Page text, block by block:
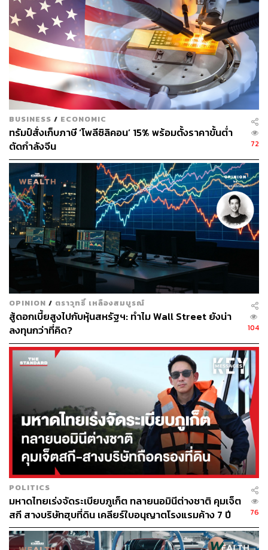
สหรัฐฯ ระบุว่า กำลังติดตามการทดสอบดังกล่าวอย่างใกล้ชิด
พร้อมเรียกร้องให้จีนเข้าร่วมการเจรจาควบคุมอาวุธ
นิวเคลียร์อย่างจริงจัง ขณะที่ออสเตรเลีย ญี่ปุ่น และ
นิวซีแลนด์ ต่างแสดงความกังวลว่าการทดสอบดังกล่าวอาจ
กระทบต่อเสถียรภาพของภูมิภาค
เพนนี หว่อง รัฐมนตรีว่าการกระทรวงการต่างประเทศ
ออสเตรเลียระบุว่า การทดสอบเกิดขึ้นท่ามกลางการขยาย
กำลังทางทหารของจีนอย่างรวดเร็ว ซึ่งยังขาดความโปร่งใส
และความชัดเจนเกี่ยวกับเจตนารมณ์
ส่วนรัฐบาลญี่ปุ่นเปิดเผยว่า ได้รับแจ้งล่วงหน้าเพียงไม่นาน
ก่อนการยิง พร้อมแสดงความกังวลอย่างยิ่งต่อกิจกรรมทาง
ทหารของจีน ขณะที่ วินสตัน ปีเตอร์ส รัฐมนตรีว่าการ
กระทรวงการต่างประเทศนิวซีแลนด์ ระบุว่า ไม่ต้องการให้
มหาสมุทรแปซิฟิกใต้กลายเป็นพื้นที่ทดสอบขีปนาวุธ
ทำไมจีนจึงทดสอบขีปนาวุธในเวลานี้
แม้จีนจะยืนยันว่าเป็นการฝึกตามปกติ แต่ช่วงเวลาที่เลือก
ทดสอบทำให้หลายฝ่ายมองว่า การยิงครั้งนี้มีนัยทาง
ยุทธศาสตร์มากกว่าการซ้อมรบทั่วไป
Reuters อ้างความเห็นของนักวิเคราะห์ว่า การยิงครั้งนี้มีเป้า
หมายหลักเพื่อส่งสัญญาณเชิงยุทธศาสตร์ไปยังสหรัฐฯ
มากกว่าประเทศในภูมิภาค โดยเกิดขึ้นในช่วงที่การแข่งขัน
ด้านความมั่นคงในอินโด-แปซิฟิกทวีความเข้มข้น ทั้งในช่วง
ที่สหรัฐฯ เป็นเจ้าภาพการฝึกทางทหาร RIMPAC และในวัน
เดียวกับที่ออสเตรเลียกับฟิจิลงนามในสนธิสัญญาป้องกันร่วม
ขณะที่ ถง จ้าว ผู้เชี่ยวชาญด้านอาวุธนิวเคลียร์ของจีนจาก
สถาบัน Carnegie Endowment for International Peace ให้
สัมภาษณ์กับ The Washington Post ว่า ยุทธศาสตร์ของจีน
คือการแสดงศักยภาพด้านนิวเคลียร์เชิงยุทธศาสตร์ เพื่อให้
สหรัฐฯ ตระหนักถึงอำนาจทางยุทธศาสตร์ที่เพิ่มขึ้นของจีน
BUSINESS / ECONOMIC
ทรัมป์สั่งเก็บภาษี ‘โพลีซิลิคอน’ 15% พร้อมตั้งราคาขั้นต่ำ
ตัดกำลังจีน
72
OPINION / ตราวุทธิ์ เหลืองสมบูรณ์
สู้ดอกเบี้ยสูงไปกับหุ้นสหรัฐฯ: ทำไม Wall Street ยังน่า
ลงทุนกว่าที่คิด?
104
POLITICS
มหาดไทยเร่งจัดระเบียบภูเก็ต ทลายนอมินีต่างชาติ คุมเจ็ต
สกี สางบริษัทฮุบที่ดิน เคลียร์ใบอนุญาตโรงแรมค้าง 7 ปี
76